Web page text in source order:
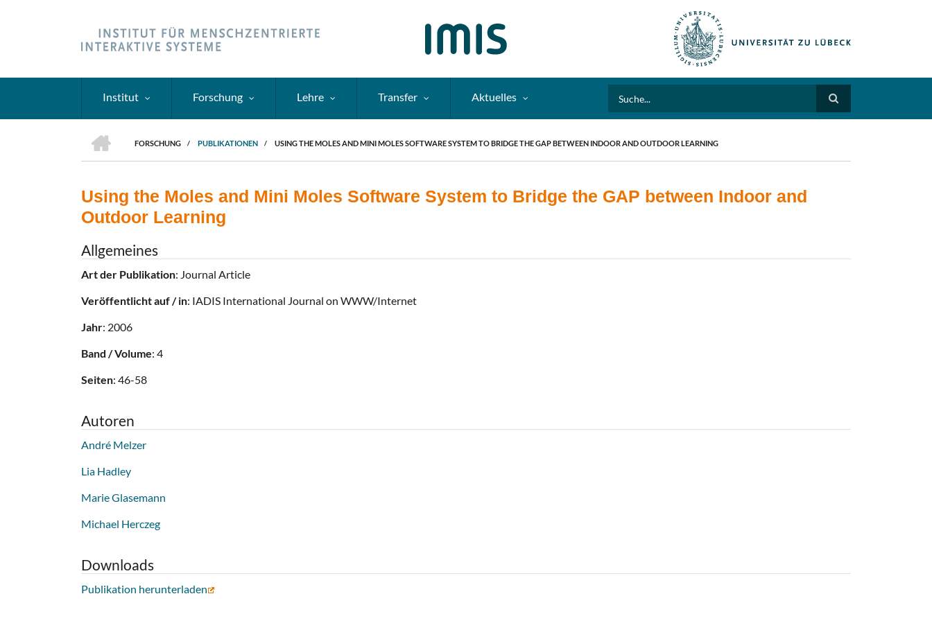
Institut Forschung Lehre Transfer Aktuelles
PFADNAVIGATION
FORSCHUNG
/ PUBLIKATIONEN / USING THE MOLES AND MINI MOLES SOFTWARE SYSTEM TO BRIDGE THE GAP BETWEEN INDOOR AND OUTDOOR LEARNING
Using the Moles and Mini Moles Software System to Bridge the GAP between Indoor and
Outdoor Learning
Allgemeines
Art der Publikation: Journal Article
Veröffentlicht auf / in: IADIS International Journal on WWW/Internet
Jahr: 2006
Band / Volume: 4
Seiten: 46-58
Autoren
André Melzer
Lia Hadley
Marie Glasemann
Michael Herczeg
Downloads
Publikation herunterladen